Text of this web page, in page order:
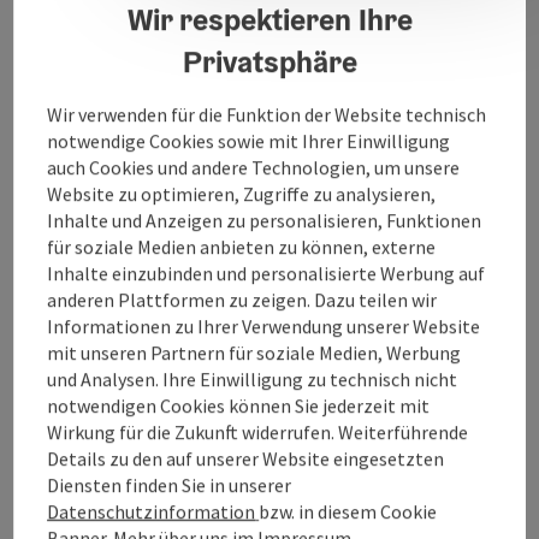
5857490. Es besteht auch die Möglichkeit von mobiler
Fußpflege - wir kommen gerne zu Ihnen nach Hause.
Kontakt
Öffnungszeiten
Anreise/Lage
Eignung
Barrierefreiheit
Wir respektieren Ihre
Privatsphäre
Wir verwenden für die Funktion der Website technisch
notwendige Cookies sowie mit Ihrer Einwilligung
auch Cookies und andere Technologien, um unsere
Website zu optimieren, Zugriffe zu analysieren,
Inhalte und Anzeigen zu personalisieren, Funktionen
für soziale Medien anbieten zu können, externe
Inhalte einzubinden und personalisierte Werbung auf
anderen Plattformen zu zeigen. Dazu teilen wir
Informationen zu Ihrer Verwendung unserer Website
mit unseren Partnern für soziale Medien, Werbung
und Analysen. Ihre Einwilligung zu technisch nicht
notwendigen Cookies können Sie jederzeit mit
Wirkung für die Zukunft widerrufen. Weiterführende
Details zu den auf unserer Website eingesetzten
Diensten finden Sie in unserer
Datenschutzinformation bzw. in diesem Cookie